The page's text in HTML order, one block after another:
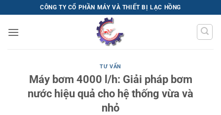
qua
nội
CÔNG TY CỔ PHẦN MÁY VÀ THIẾT BỊ LẠC HỒNG
TƯ VẤN
Máy bơm 4000 l/h: Giải pháp bơm
nước hiệu quả cho hệ thống vừa và
nhỏ